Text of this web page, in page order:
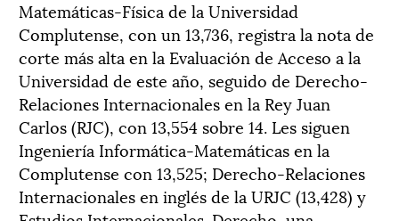
Matemáticas-Física de la Universidad
Complutense, con un 13,736, registra la nota de
corte más alta en la Evaluación de Acceso a la
Universidad de este año, seguido de Derecho-
Relaciones Internacionales en la Rey Juan
Carlos (RJC), con 13,554 sobre 14. Les siguen
Ingeniería Informática-Matemáticas en la
Complutense con 13,525; Derecho-Relaciones
Internacionales en inglés de la URJC (13,428) y